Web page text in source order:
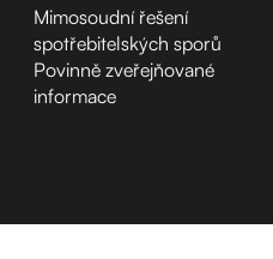
Mimosoudní řešení
spotřebitelských sporů
Povinně zveřejňované
informace